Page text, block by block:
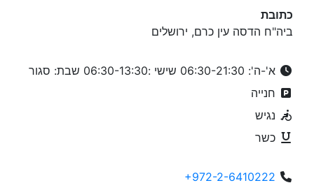
כתובת
ביה"ח הדסה עין כרם, ירושלים
א'-ה': 06:30-21:30 שישי :06:30-13:30 שבת: סגור
חנייה
נגיש
כשר
+972-2-6410222